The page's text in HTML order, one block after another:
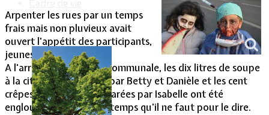
Arpenter les rues par un temps
frais mais non pluvieux avait
ouvert l'appétit des participants,
jeunes et adultes.
A l'arrivée dans la salle communale, les dix litres de soupe
à la citrouille mitonnée par Betty et Danièle et les cent
crêpes au chocolat préparées par Isabelle ont été
englouties en moins de temps qu'il ne faut pour le dire.